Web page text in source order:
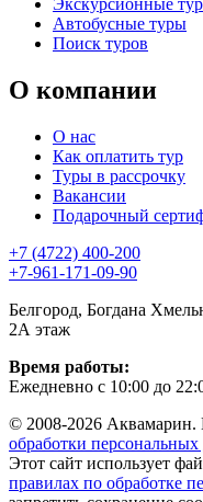
Автобусные туры
Поиск туров
О компании
О нас
Как оплатить тур
Туры в рассрочку
Вакансии
Подарочный
+7 (4722) 400-200
+7-961-171-09-90
Белгород, Богдана
2А этаж
Время работы:
Ежедневно с 10:00 до
© 2008-2026
обработки
Этот сайт использует
правилах по обработке